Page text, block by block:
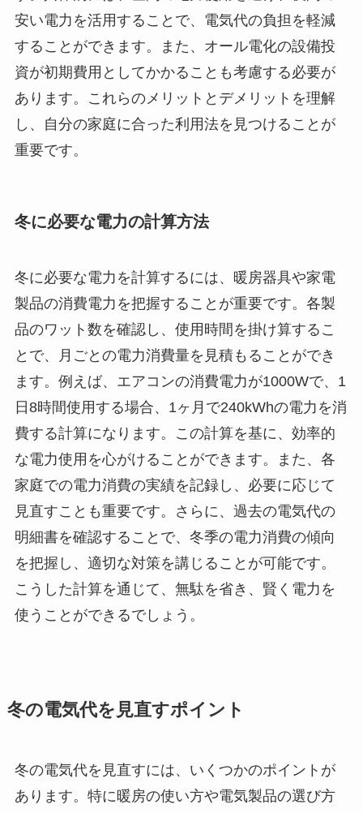
安い電力を活用することで、電気代の負担を軽減
することができます。また、オール電化の設備投
資が初期費用としてかかることも考慮する必要が
あります。これらのメリットとデメリットを理解
し、自分の家庭に合った利用法を見つけることが
重要です。
冬に必要な電力の計算方法
冬に必要な電力を計算するには、暖房器具や家電
製品の消費電力を把握することが重要です。各製
品のワット数を確認し、使用時間を掛け算するこ
とで、月ごとの電力消費量を見積もることができ
ます。例えば、エアコンの消費電力が1000Wで、1
日8時間使用する場合、1ヶ月で240kWhの電力を消
費する計算になります。この計算を基に、効率的
な電力使用を心がけることができます。また、各
家庭での電力消費の実績を記録し、必要に応じて
見直すことも重要です。さらに、過去の電気代の
明細書を確認することで、冬季の電力消費の傾向
を把握し、適切な対策を講じることが可能です。
こうした計算を通じて、無駄を省き、賢く電力を
使うことができるでしょう。
冬の電気代を見直すポイント
冬の電気代を見直すには、いくつかのポイントが
あります。特に暖房の使い方や電気製品の選び方